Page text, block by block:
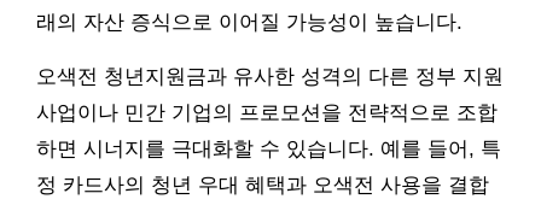
래의 자산 증식으로 이어질 가능성이 높습니다.
오색전 청년지원금과 유사한 성격의 다른 정부 지원
사업이나 민간 기업의 프로모션을 전략적으로 조합
하면 시너지를 극대화할 수 있습니다. 예를 들어, 특
정 카드사의 청년 우대 혜택과 오색전 사용을 결합